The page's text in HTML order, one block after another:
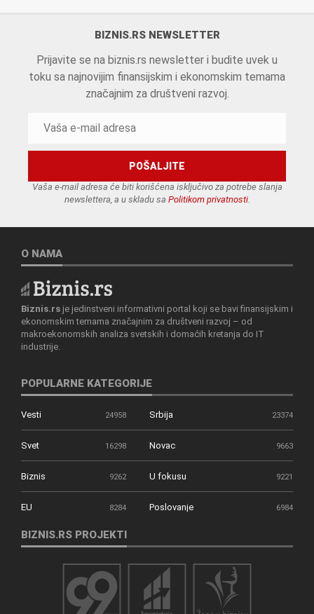
BIZNIS.RS NEWSLETTER
Prijavite se na biznis.rs newsletter i budite uvek u
toku sa najnovijim finansijskim i ekonomskim temama
značajnim za društveni razvoj.
Vaša e-mail adresa će biti korišćena isključivo za potrebe slanja
newslettera, a u skladu sa Politikom privatnosti.
O NAMA
Biznis.rs je jedinstveni informativni portal koji se bavi finansijskim i
ekonomskim temama značajnim za društveni razvoj – od
makroekonomskih analiza svetskih i domaćih kretanja do IT
industrije.
POPULARNE KATEGORIJE
Vesti 24958 Srbija 23374
Svet 16298 Novac 9663
Biznis 9262 U fokusu 9221
EU 8284 Poslovanje 6984
BIZNIS.RS PROJEKTI